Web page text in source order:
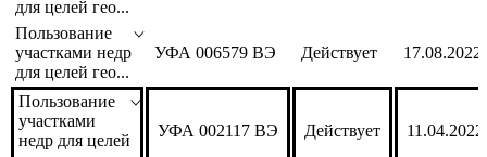
для целей гео...
Пользование
участками недр
для целей гео...
УФА 011725 ВЭ Действует 25.01.2023
Пользование
участками недр
для целей гео...
УФА 006579 ВЭ Действует 17.08.2022